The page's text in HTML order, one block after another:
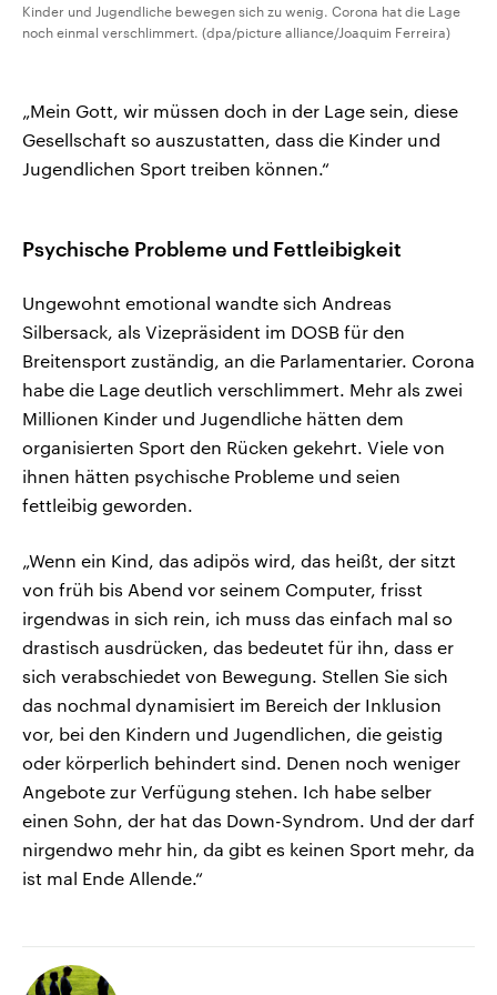
Kinder und Jugendliche bewegen sich zu wenig. Corona hat die Lage
noch einmal verschlimmert. (dpa/picture alliance/Joaquim Ferreira)
„Mein Gott, wir müssen doch in der Lage sein, diese
Gesellschaft so auszustatten, dass die Kinder und
Jugendlichen Sport treiben können.“
Psychische Probleme und Fettleibigkeit
Ungewohnt emotional wandte sich Andreas
Silbersack, als Vizepräsident im DOSB für den
Breitensport zuständig, an die Parlamentarier. Corona
habe die Lage deutlich verschlimmert. Mehr als zwei
Millionen Kinder und Jugendliche hätten dem
organisierten Sport den Rücken gekehrt. Viele von
ihnen hätten psychische Probleme und seien
fettleibig geworden.
„Wenn ein Kind, das adipös wird, das heißt, der sitzt
von früh bis Abend vor seinem Computer, frisst
irgendwas in sich rein, ich muss das einfach mal so
drastisch ausdrücken, das bedeutet für ihn, dass er
sich verabschiedet von Bewegung. Stellen Sie sich
das nochmal dynamisiert im Bereich der Inklusion
vor, bei den Kindern und Jugendlichen, die geistig
oder körperlich behindert sind. Denen noch weniger
Angebote zur Verfügung stehen. Ich habe selber
einen Sohn, der hat das Down-Syndrom. Und der darf
nirgendwo mehr hin, da gibt es keinen Sport mehr, da
ist mal Ende Allende.“